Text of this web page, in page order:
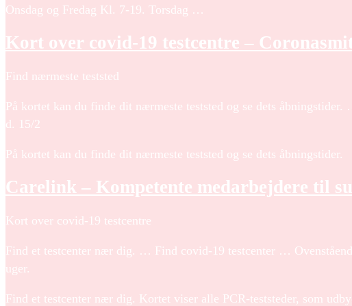
Onsdag og Fredag Kl. 7-19. Torsdag …
Kort over covid-19 testcentre –
Find nærmeste teststed
På kortet kan du finde dit nærmeste teststed og se dets
d. 15/2
På kortet kan du finde dit nærmeste teststed og se dets åbningstider.
Carelink – Kompetente medarbejdere til
Kort over covid-19 testcentre
Find et testcenter nær dig. … Find covid-19 testcenter …
uger.
Find et testcenter nær dig. Kortet viser alle PCR-teststeder, som